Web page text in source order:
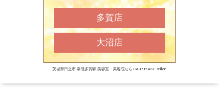
多賀店
大沼店
茨城県日立市 常陸多賀駅 美容室・美容院ならHAIR MAKE million